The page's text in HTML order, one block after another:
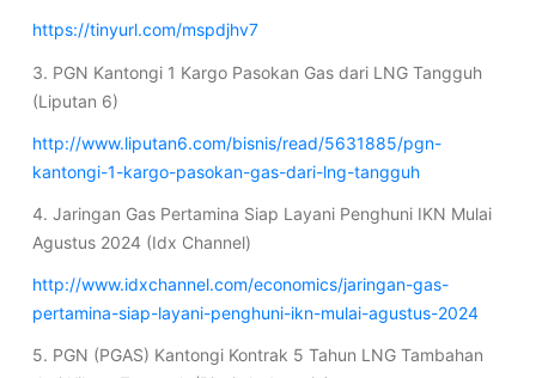
https://tinyurl.com/mspdjhv7
3. PGN Kantongi 1 Kargo Pasokan Gas dari LNG Tangguh
(Liputan 6)
http://www.liputan6.com/bisnis/read/5631885/pgn-
kantongi-1-kargo-pasokan-gas-dari-lng-tangguh
4. Jaringan Gas Pertamina Siap Layani Penghuni IKN Mulai
Agustus 2024 (Idx Channel)
http://www.idxchannel.com/economics/jaringan-gas-
pertamina-siap-layani-penghuni-ikn-mulai-agustus-2024
5. PGN (PGAS) Kantongi Kontrak 5 Tahun LNG Tambahan